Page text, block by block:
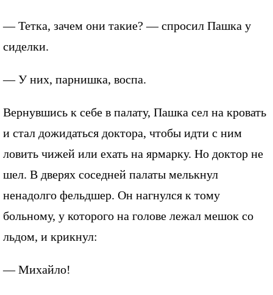
— Тетка, зачем они такие? — спросил Пашка у
сиделки.
— У них, парнишка, воспа.
Вернувшись к себе в палату, Пашка сел на кровать
и стал дожидаться доктора, чтобы идти с ним
ловить чижей или ехать на ярмарку. Но доктор не
шел. В дверях соседней палаты мелькнул
ненадолго фельдшер. Он нагнулся к тому
больному, у которого на голове лежал мешок со
льдом, и крикнул:
— Михайло!